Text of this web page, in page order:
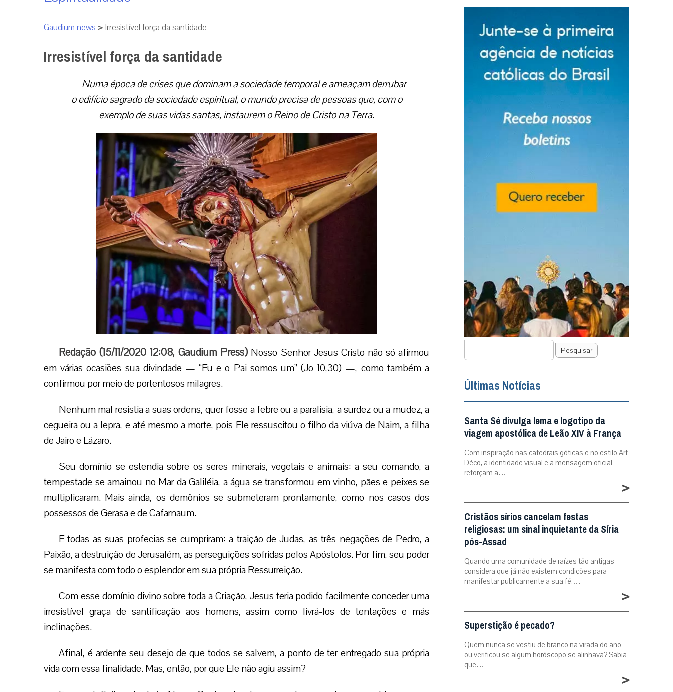
Gaudium news > Irresistível força da santidade
Irresistível força da santidade
Numa época de crises que dominam a sociedade temporal e ameaçam derrubar
o edifício sagrado da sociedade espiritual, o mundo precisa de pessoas que, com o
exemplo de suas vidas santas, instaurem o Reino de Cristo na Terra.
Redação (15/11/2020 12:08,Gaudium Press) Nosso Senhor Jesus Cristo não só afirmou
em várias ocasiões sua divindade — “Eu e o Pai somos um” (Jo 10,30) —, como também a
confirmou por meio de portentosos milagres.
Nenhum mal resistia a suas ordens, quer fosse a febre ou a paralisia, a surdez ou a mudez, a
cegueira ou a lepra, e até mesmo a morte, pois Ele ressuscitou o filho da viúva de Naim, a filha
de Jairo e Lázaro.
Seu domínio se estendia sobre os seres minerais, vegetais e animais: a seu comando, a
tempestade se amainou no Mar da Galiléia, a água se transformou em vinho, pães e peixes se
multiplicaram. Mais ainda, os demônios se submeteram prontamente, como nos casos dos
possessos de Gerasa e de Cafarnaum.
E todas as suas profecias se cumpriram: a traição de Judas, as três negações de Pedro, a
Paixão, a destruição de Jerusalém, as perseguições sofridas pelos Apóstolos. Por fim, seu poder
se manifesta com todo o esplendor em sua própria Ressurreição.
Com esse domínio divino sobre toda a Criação, Jesus teria podido facilmente conceder uma
irresistível graça de santificação aos homens, assim como livrá-los de tentações e más
inclinações.
Afinal, é ardente seu desejo de que todos se salvem, a ponto de ter entregado sua própria
vida com essa finalidade. Mas, então, por que Ele não agiu assim?
Pesquisar
Últimas Notícias
Santa Sé divulga lema e logotipo da
viagem apostólica de Leão XIV à França
Com inspiração nas catedrais góticas e no estilo Art
Déco, a identidade visual e a mensagem oficial
reforçam a…
>
Cristãos sírios cancelam festas
religiosas: um sinal inquietante da Síria
pós-Assad
Quando uma comunidade de raízes tão antigas
considera que já não existem condições para
manifestar publicamente a sua fé,…
>
Superstição é pecado?
Quem nunca se vestiu de branco na virada do ano
ou verificou se algum horóscopo se alinhava? Sabia
que…
>